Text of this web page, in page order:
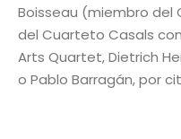
Boisseau (miembro del
del Cuarteto Casals
Arts Quartet, Dietrich
o Pablo Barragán, por